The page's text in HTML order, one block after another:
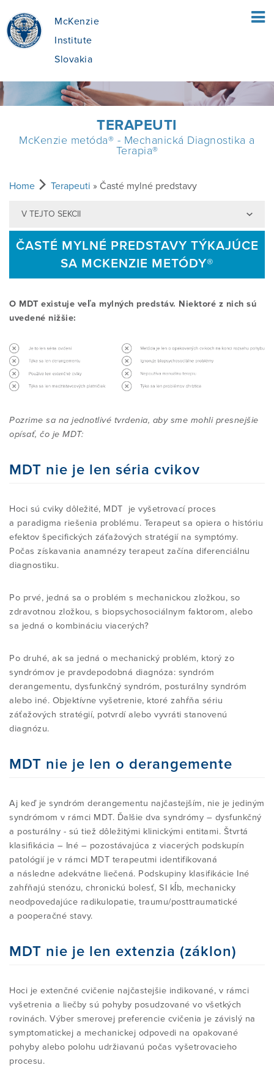
McKenzie
Institute
Slovakia
ÚVOD
PACIENTI
ČO JE MCKENZIE METÓDA
ČO JE OBSAHOM MCKENZIE METÓDY®
- MDT?
MCKENZIE TECHNIKY SAMI
NÁJDI TERAPEUTA V SR
TERAPEUTI
PREHĽAD MCKENZIE METÓDY
VÝHODY MDT
ČASTÉ MYLNÉ PREDSTAVY
ČLENSTVO
INFORMÁCIE PRE POSKYTOVATEĽOV
NA STIAHNUTIE
VZDELÁVANIE
PREHĽAD KURZOV
STAŇTE SA CERTIFIKOVANÝM
NÁJDI KURZ
MEDZINÁRODNÝ DIPLOM
OTÁZKY
SIG (SPECIAL INTEREST GROUP)
SKUPINA
O MEDZINÁRODNOM MCKENZIE
ROBIN MCKENZIE
HISTÓRIA MCKENZIE METÓDY
KONTAKTUJTE NÁS
E-SHOP
Vstup pre správcu
TERAPEUTI
McKenzie metóda® - Mechanická Diagnostika a
Terapia®
Home Terapeuti » Časté mylné predstavy
V TEJTO SEKCII
ČASTÉ MYLNÉ PREDSTAVY TÝKAJÚCE
SA MCKENZIE METÓDY®
O MDT existuje veľa mylných predstáv. Niektoré z nich sú
uvedené nižšie:
Pozrime sa na jednotlivé tvrdenia, aby sme mohli presnejšie
opísať, čo je MDT:
MDT nie je len séria cvikov
Hoci sú cviky dôležité, MDT je vyšetrovací proces
a paradigma riešenia problému. Terapeut sa opiera o históriu
efektov špecifických záťažových stratégií na symptómy.
Počas získavania anamnézy terapeut začína diferenciálnu
diagnostiku.
Po prvé, jedná sa o problém s mechanickou zložkou, so
zdravotnou zložkou, s biopsychosociálnym faktorom, alebo
sa jedná o kombináciu viacerých?
Po druhé, ak sa jedná o mechanický problém, ktorý zo
syndrómov je pravdepodobná diagnóza: syndróm
derangementu, dysfunkčný syndróm, posturálny syndróm
alebo iné. Objektívne vyšetrenie, ktoré zahŕňa sériu
záťažových stratégií, potvrdí alebo vyvráti stanovenú
diagnózu.
MDT nie je len o derangemente
Aj keď je syndróm derangementu najčastejším, nie je jediným
syndrómom v rámci MDT. Ďalšie dva syndrómy – dysfunkčný
a posturálny - sú tiež dôležitými klinickými entitami. Štvrtá
klasifikácia – Iné – pozostávajúca z viacerých podskupín
patológií je v rámci MDT terapeutmi identifikovaná
a následne adekvátne liečená. Podskupiny klasifikácie Iné
zahŕňajú stenózu, chronickú bolesť, SI kĺb, mechanicky
neodpovedajúce radikulopatie, traumu/posttraumatické
a pooperačné stavy.
MDT nie je len extenzia (záklon)
Hoci je extenčné cvičenie najčastejšie indikované, v rámci
vyšetrenia a liečby sú pohyby posudzované vo všetkých
rovinách. Výber smerovej preferencie cvičenia je závislý na
symptomatickej a mechanickej odpovedi na opakované
pohyby alebo polohu udržiavanú počas vyšetrovacieho
procesu.